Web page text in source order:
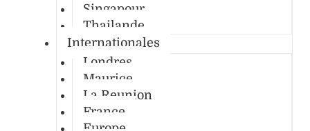
Singapour
Thailande
Internationales
Londres
Maurice
La Reunion
France
Europe